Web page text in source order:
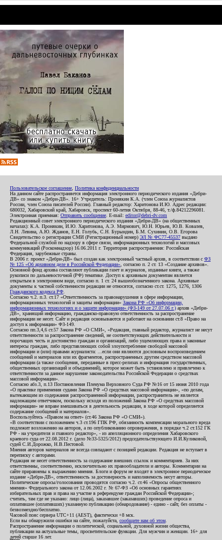
Пользовательское соглашение Политика конфиденциальности
На данном сайте распространяется информация электронного периодического издания «Дебри-
ДВ» со знаком «Дебри-ДВ». 16+ Учредитель: Пронякин К.А. (член Союза журналистов
России, член Союза писателей России). Главный редактор: Харитонова И.Ю. Адрес редакции:
680032, Хабаровский край, Хабаровск, проспект 60-летия Октября, 88-46, т./ф.84212296081.
Электронная приемная: Отправить сообщение . E-mail: editor@debri-dv.com
Редакционный совет электронного периодического издания «Дебри-ДВ» (на общественных
началах): К.А. Пронякин, И.Ю. Харитонова, А.Э. Мирмович, Ю.Н. Юрьев, Ю.В. Ковалев,
Л.Н. Левина, А.Ю. Жданов, Е.Н. Голубь, С.Н. Бурындин, Б.М. Сухинин, О.В. Егорова
Свидетельство о регистрации СМИ (Регистрационный номер) ЭЛ № ФС77-45537 выдано
Федеральной службой по надзору в сфере связи, информационных технологий и массовых
коммуникаций (Роскомнадзор) 16.06.2011 г. Территория распространения: Российская
Федерация, зарубежные страны.
В 2006 г. проект «Дебри-ДВ» был создан как электронный частный архив, в соответствии с ФЗ
№ 125 «Об архивном деле в Российской Федерации» , согласно п. 2 ст. 13 «Создание архивов».
Основной фонд архива составляют публикации газет и журналов, изданные книги, а также
рукописи по дальневосточной (РФ) тематике. Доступ к архивным документам является
открытым в электронном виде, согласно п. 1 ст. 24 вышеобозначенного закона. Архивные
документы к частной собственности редакции не относятся, согласно ст.ст. 1275, 1276, 1306
Гражданского кодекса РФ
Согласно ч.2. п.3. ст.17 «Ответственность за правонарушения в сфере информации,
информационных технологий и защиты информации» Закона РФ «Об информации,
информационных технологиях и о защите информации» (ФЗ-149 от 27.07.06 г.) архив «Дебри-
ДВ», хранящий информацию, гражданско-правовую ответственность за распространение
информации не несет. Сайт и редакция основываются и работают на основании ст.8 «Право на
доступ к информации» ФЗ-149.
Согласно пп.3,4,6 ст.57 Закона РФ «О СМИ», «Редакция, главный редактор, журналист не несут
ответственности за распространение сведений, не соответствующих действительности и
порочащих честь и достоинство граждан и организаций, либо ущемляющих права и законные
интересы граждан, либо представляющих собой злоупотребление свободой массовой
информации и (или) правами журналиста: ...если они являются дословным воспроизведением
сообщений и материалов или их фрагментов, распространенных другим средством массовой
информации (а также сообщения, переданные в пресс-релизах и информация государственных,
общественных организаций и объединений), которое может быть установлено и привлечено к
ответственности за данное нарушение законодательства Российской Федерации о средствах
массовой информации».
Согласно абз.3, п.13 Постановления Пленума Верховного Суда РФ №16 от 15 июня 2010 года
«О практике применения судами Закона РФ «О средствах массовой информации», «по делам,
вытекающим из содержания распространенной информации, распространитель не является
надлежащим ответчиком, поскольку исходя из положений Закона РФ «О средствах массовой
информации» не вправе вмешиваться в деятельность редакции, в ходе которой определяется
содержание сообщений и материалов».
Воспользуйтесь «Правом на ответ» (ст.46 Закона РФ «О СМИ»).
«В соответствии с положением ч.3 ст.196 ГПК РФ, обязанность компенсации морального вреда
подлежит возложению на авторов, а по опубликованию опровержения, в порядке ч.2 ст.152 ГК
РФ - на учредителя и главного редактор», - из апелляционного определения Хабаровского
краевого суда от 22.08.2012 г. (дело №33-5325/2012) председательствующего И.И.Куликовой,
судей С.И.Дорожко, Н.В.Пестовой.
Мнения авторов материалов не всегда совпадают с позицией редакции. Редакция не вступает в
переписку с авторами.
Редакция не несет ответственность за содержание внешних ссылок и комментариев. За них
ответственны, соответственно, исключительно их правообладатели и авторы. Комментарии на
сайте приравнены к выражению мнения. Блоги и форум не входят в электронное периодическое
издание «Дебри-ДВ», ответственность за достоверность и наполняемость несут авторы.
Политические опросы/голосования проводятся согласно ч.2. ст.46 «Опросы общественного
мнения» Федерального закона от 12.06.2002 г. № 67-ФЗ «Об основных гарантиях
избирательных прав и права на участие в референдуме граждан Российской Федерации»;
считать, там где не указано: лицо (лица), заказавшее (заказавших) проведение опроса и
оплатившее (оплативших) указанную публикацию (обнародование) - едино - сайт, без оплаты -
безвозмездно/бесплатно.
Часовой пояс сервера UTC+11 (AEST), фактически +8 мск.
Если вы обнаружили ошибки на сайте, пожалуйста, сообщите нам об этом
Распространение информации о политической, социальной, духовной жизни общества,
публикации на актуальные темы, просветительские функции. Для мужчин и женщин. 16+ для
детей старше 16 лет.